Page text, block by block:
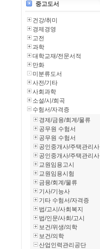
중고도서
건강/취미
경제경영
고전
과학
대학교재/전문서적
만화
미분류도서
사전/기타
사회과학
소설/시/희곡
수험서/자격증
경제/금융/회계/물류
공무원 수험서
공무원 수험서
공인중개사/주택관리사
공인중개사/주택관리사
교원임용고시
교원임용시험
금융/회계/물류
기사/기능사
기타 수험서/자격증
법/고시/사회복지
법/인문/사회/고시
보건/위생/의학
보건/의학
산업인력관리공단